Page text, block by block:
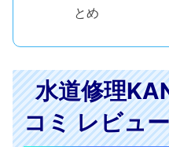
とめ
水道修理
コミ レビュ